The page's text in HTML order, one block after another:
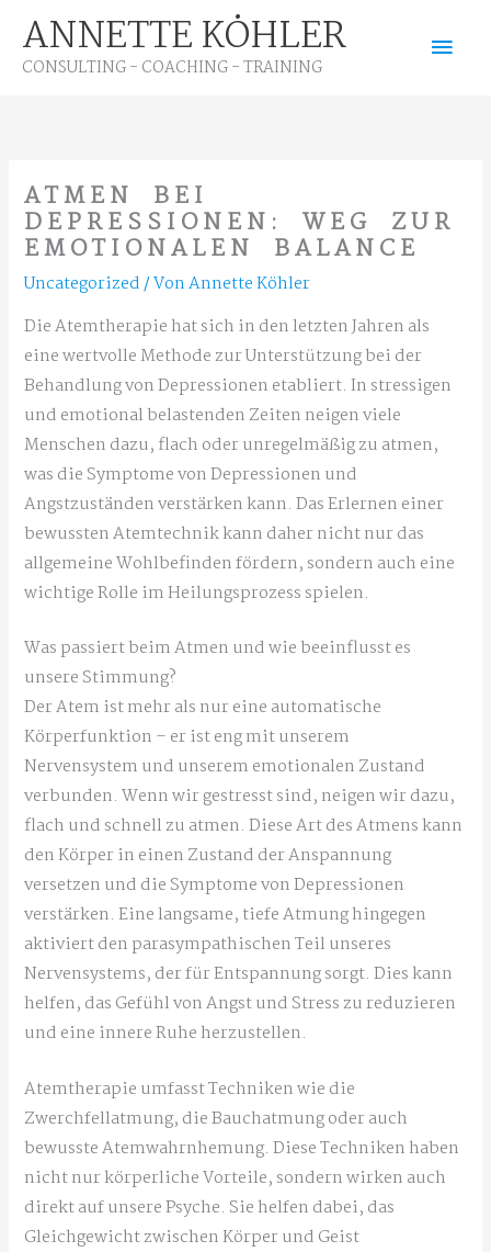
Inhalt
springen
ANNETTE KÖHLER
CONSULTING - COACHING - TRAINING
ATMEN BEI
DEPRESSIONEN: WEG ZUR
EMOTIONALEN BALANCE
Uncategorized/ VonAnnette Köhler
Die Atemtherapie hat sich in den letzten Jahren als
eine wertvolle Methode zur Unterstützung bei der
Behandlung von Depressionen etabliert. In stressigen
und emotional belastenden Zeiten neigen viele
Menschen dazu, flach oder unregelmäßig zu atmen,
was die Symptome von Depressionen und
Angstzuständen verstärken kann. Das Erlernen einer
bewussten Atemtechnik kann daher nicht nur das
allgemeine Wohlbefinden fördern, sondern auch eine
wichtige Rolle im Heilungsprozess spielen.
Was passiert beim Atmen und wie beeinflusst es
unsere Stimmung?
Der Atem ist mehr als nur eine automatische
Körperfunktion – er ist eng mit unserem
Nervensystem und unserem emotionalen Zustand
verbunden. Wenn wir gestresst sind, neigen wir dazu,
flach und schnell zu atmen. Diese Art des Atmens kann
den Körper in einen Zustand der Anspannung
versetzen und die Symptome von Depressionen
verstärken. Eine langsame, tiefe Atmung hingegen
aktiviert den parasympathischen Teil unseres
Nervensystems, der für Entspannung sorgt. Dies kann
helfen, das Gefühl von Angst und Stress zu reduzieren
und eine innere Ruhe herzustellen.
Atemtherapie umfasst Techniken wie die
Zwerchfellatmung, die Bauchatmung oder auch
bewusste Atemwahrnhemung. Diese Techniken haben
nicht nur körperliche Vorteile, sondern wirken auch
direkt auf unsere Psyche. Sie helfen dabei, das
Gleichgewicht zwischen Körper und Geist